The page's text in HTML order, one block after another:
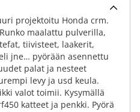
projektoitu Honda crm.
maalattu pulverilla,
tiivisteet, laakerit,
jne… pyörään asennettu
palat ja nesteet
levy ja usd keula.
valot toimii. Kysymällä
katteet ja penkki. Pyörä